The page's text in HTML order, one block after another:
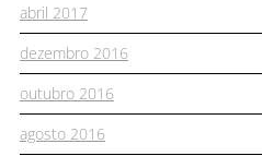
abril 2017
dezembro 2016
outubro 2016
agosto 2016